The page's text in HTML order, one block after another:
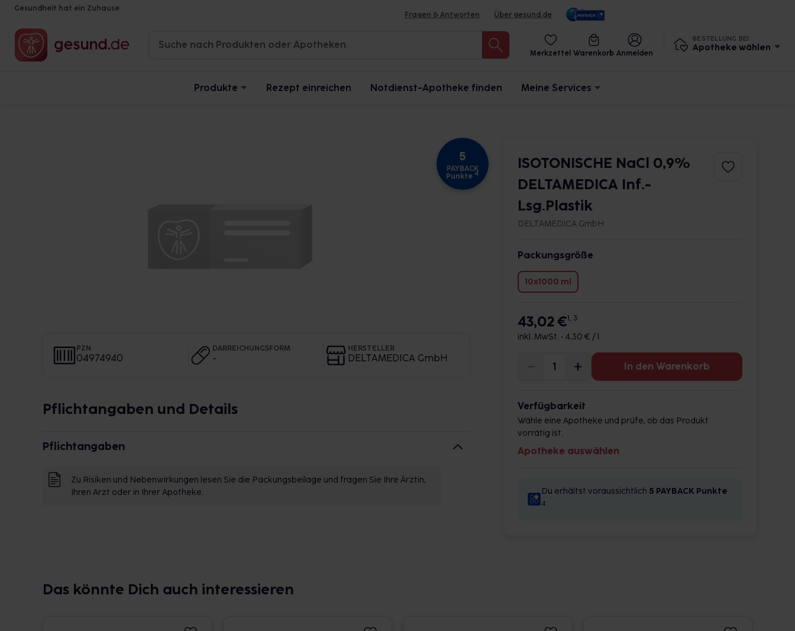
Gesundheit hat ein Zuhause
Fragen & Antworten Über gesund.de
Merkzettel Warenkorb Anmelden
BESTELLUNG BEI
Apotheke wählen
Produkte Rezept einreichen Notdienst-Apotheke finden Meine Services
5
PAYBACK
Punkte 4
PZN
04974940
DARREICHUNGSFORM
-
HERSTELLER
DELTAMEDICA GmbH
Pflichtangaben und Details
Pflichtangaben
Zu Risiken und Nebenwirkungen lesen Sie die Packungsbeilage und fragen Sie Ihre Ärztin,
Ihren Arzt oder in Ihrer Apotheke.
ISOTONISCHE NaCl 0,9%
DELTAMEDICA Inf.-
Lsg.Plastik
DELTAMEDICA GmbH
Packungsgröße
10x1000 ml
43,02 €1, 3
inkl. MwSt. • 4,30 € / l
In den Warenkorb
Verfügbarkeit
Wähle eine Apotheke und prüfe, ob das Produkt
vorrätig ist.
Apotheke auswählen
Du erhältst voraussichtlich 5 PAYBACK Punkte
4
Das könnte Dich auch interessieren